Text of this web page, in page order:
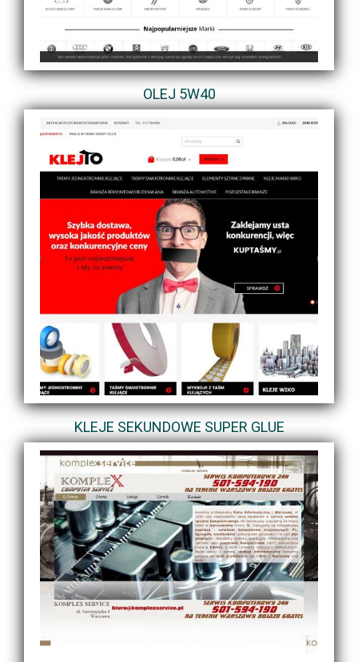
OLEJ 5W40
KLEJE SEKUNDOWE SUPER GLUE